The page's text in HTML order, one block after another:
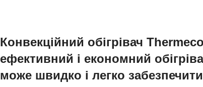
Конвекційний обігрівач
ефективний і економний
може швидко і легко